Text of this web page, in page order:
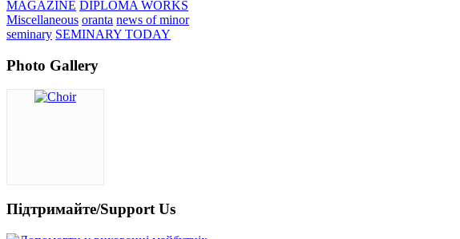
MAGAZINE DIPLOMA WORKS
Miscellaneous oranta news of minor
seminary SEMINARY TODAY
Photo Gallery
Підтримайте/Support Us